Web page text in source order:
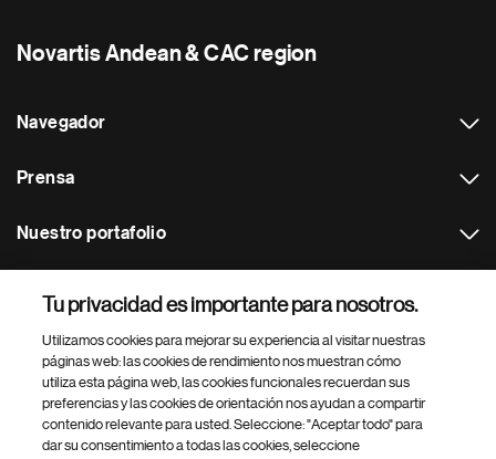
Novartis Andean & CAC region
Navegador
Prensa
Nuestro portafolio
Footer Site Search
Tu privacidad es importante para nosotros.
Utilizamos cookies para mejorar su experiencia al visitar nuestras
páginas web: las cookies de rendimiento nos muestran cómo
utiliza esta página web, las cookies funcionales recuerdan sus
preferencias y las cookies de orientación nos ayudan a compartir
contenido relevante para usted. Seleccione: "Aceptar todo" para
dar su consentimiento a todas las cookies, seleccione